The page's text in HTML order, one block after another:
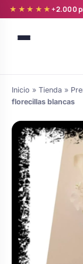
★★★★★+2.000
novia y
de boda
Árboles
Batas
para niña
Inicio » Tienda »
florecillas blancas